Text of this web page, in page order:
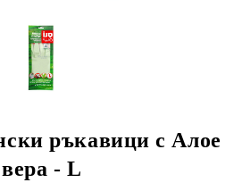
ръкавици с Алое
вера - L